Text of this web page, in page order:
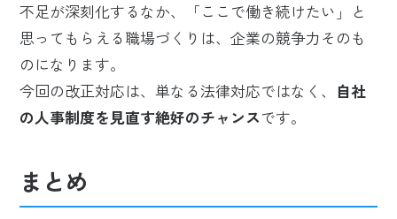
不足が深刻化するなか、「ここで働き続けたい」と
思ってもらえる職場づくりは、企業の競争力そのも
のになります。
今回の改正対応は、単なる法律対応ではなく、 自社
の人事制度を見直す絶好のチャンスです。
まとめ